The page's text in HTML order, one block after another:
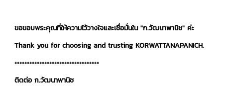
ขอขอบพระคุณที่ให้ความไว้วางใจและเชื่อมั่นใน "ก.วัฒนาพานิช" ค่ะ
Thank you for choosing and trusting KORWATTANAPANICH.
••••••••••••••••••••••••••••••••••
ติดต่อ ก.วัฒนาพานิช